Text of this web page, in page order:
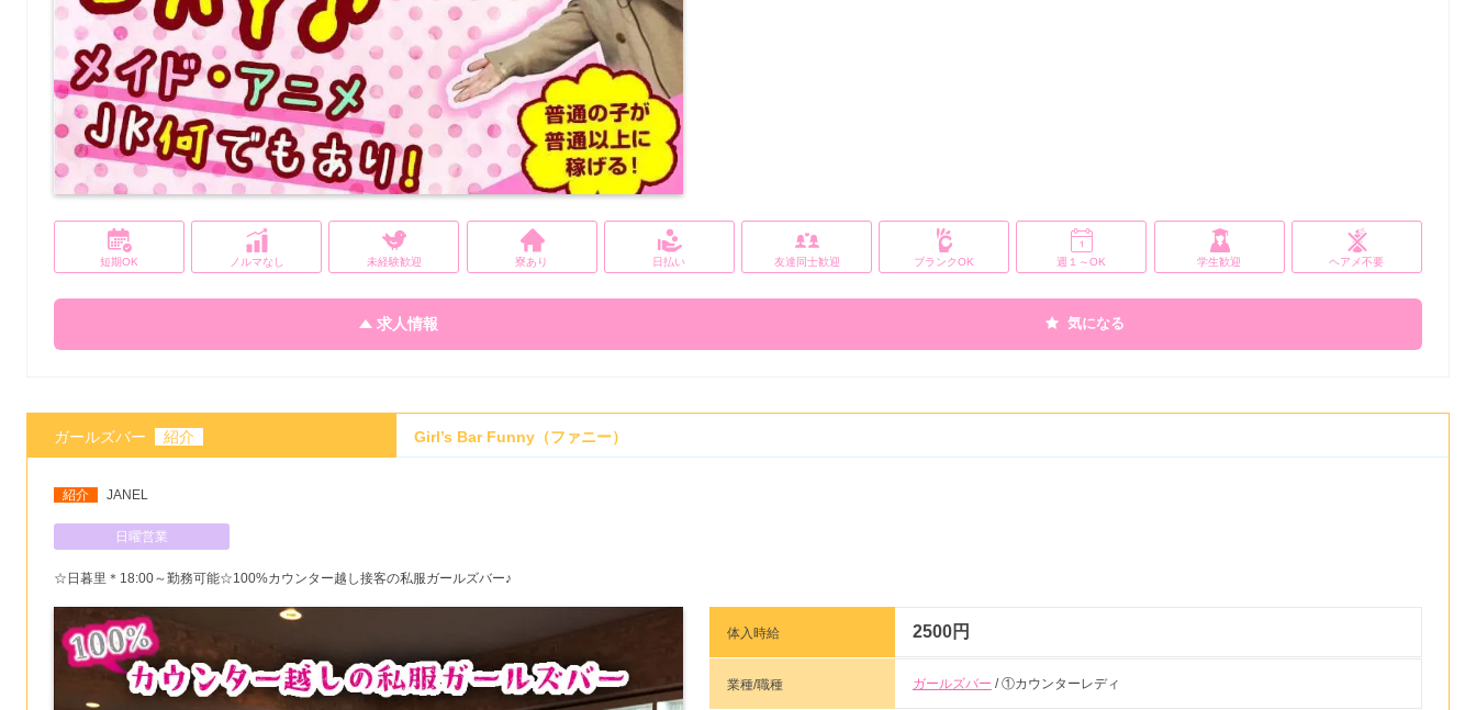
短期OK ノルマなし 未経験歓迎 寮あり 日払い 友達同士歓迎 ブランクOK 週１～OK 学生歓迎 ヘアメ不要
求人情報 気になる
ガールズバー 紹介 Girl’s Bar Funny（ファニー）
紹介 JANEL
日曜営業
☆日暮里＊18:00～勤務可能☆100%カウンター越し接客の私服ガールズバー♪
体入時給 2500円
業種/職種 ガールズバー / ①カウンターレディ